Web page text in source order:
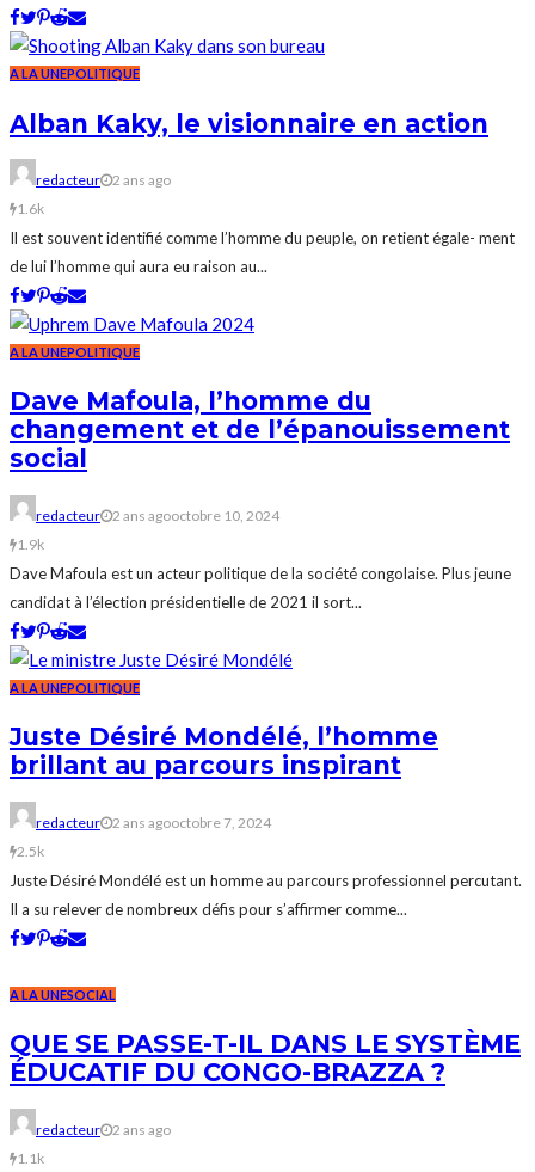
A LA UNEPOLITIQUE
Alban Kaky, le visionnaire en action
redacteur
2 ans ago
1.6k
Il est souvent identifié comme l’homme du peuple, on retient égale- ment
de lui l’homme qui aura eu raison au...
A LA UNEPOLITIQUE
Dave Mafoula, l’homme du
changement et de l’épanouissement
social
redacteur 2 ans agooctobre 10, 2024
1.9k
Dave Mafoula est un acteur politique de la société congolaise. Plus jeune
candidat à l’élection présidentielle de 2021 il sort...
A LA UNEPOLITIQUE
Juste Désiré Mondélé, l’homme
brillant au parcours inspirant
redacteur 2 ans agooctobre 7, 2024
2.5k
Juste Désiré Mondélé est un homme au parcours professionnel percutant.
Il a su relever de nombreux défis pour s’affirmer comme...
A LA UNESOCIAL
QUE SE PASSE-T-IL DANS LE SYSTÈME
ÉDUCATIF DU CONGO-BRAZZA ?
redacteur
2 ans ago
1.1k